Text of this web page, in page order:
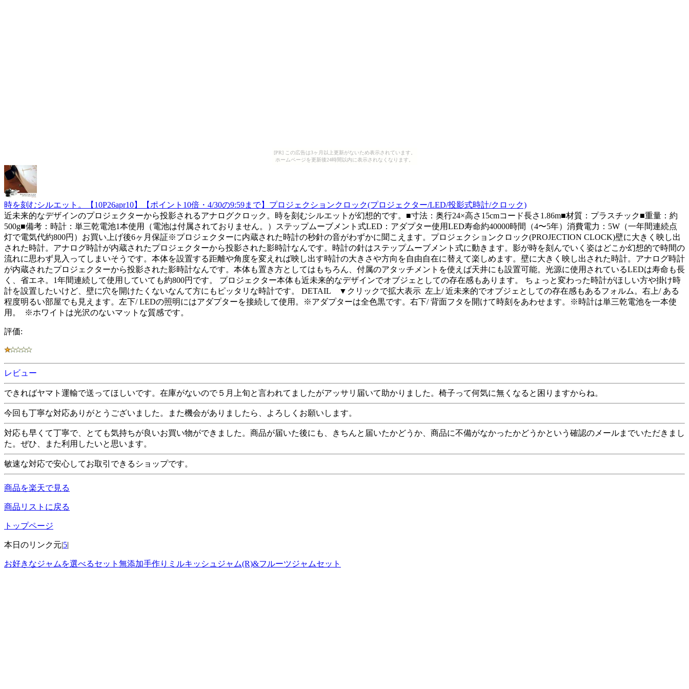
[PR] この広告は3ヶ月以上更新がないため表示されています。
ホームページを更新後24時間以内に表示されなくなります。
時を刻むシルエット。【10P26apr10】【ポイント10倍・4/30の9:59まで】プロジェクションクロック(プロジェクター/LED/投影式時計/クロック)
近未来的なデザインのプロジェクターから投影されるアナログクロック。時を刻むシルエットが幻想的です。■寸法：奥行24×高さ15cmコード長さ1.86m■材質：プラスチック■重量：約
500g■備考：時計：単三乾電池1本使用（電池は付属されておりません。）ステップムーブメント式LED：アダプター使用LED寿命約40000時間（4〜5年）消費電力：5W（一年間連続点
灯で電気代約800円）お買い上げ後6ヶ月保証※プロジェクターに内蔵された時計の秒針の音がわずかに聞こえます。プロジェクションクロック(PROJECTION CLOCK)壁に大きく映し出
された時計。アナログ時計が内蔵されたプロジェクターから投影された影時計なんです。時計の針はステップムーブメント式に動きます。影が時を刻んでいく姿はどこか幻想的で時間の
流れに思わず見入ってしまいそうです。本体を設置する距離や角度を変えれば映し出す時計の大きさや方向を自由自在に替えて楽しめます。壁に大きく映し出された時計。アナログ時計
が内蔵されたプロジェクターから投影された影時計なんです。本体も置き方としてはもちろん、付属のアタッチメントを使えば天井にも設置可能。光源に使用されているLEDは寿命も長
く、省エネ。1年間連続して使用していても約800円です。 プロジェクター本体も近未来的なデザインでオブジェとしての存在感もあります。 ちょっと変わった時計がほしい方や掛け時
計を設置したいけど、壁に穴を開けたくないなんて方にもピッタリな時計です。 DETAIL ▼クリックで拡大表示 左上/ 近未来的でオブジェとしての存在感もあるフォルム。右上/ ある
程度明るい部屋でも見えます。左下/ LEDの照明にはアダプターを接続して使用。※アダプターは全色黒です。右下/ 背面フタを開けて時刻をあわせます。※時計は単三乾電池を一本使
用。 ※ホワイトは光沢のないマットな質感です。
評価:
レビュー
できればヤマト運輸で送ってほしいです。在庫がないので５月上旬と言われてましたがアッサリ届いて助かりました。椅子って何気に無くなると困りますからね。
今回も丁寧な対応ありがとうございました。また機会がありましたら、よろしくお願いします。
対応も早くて丁寧で、とても気持ちが良いお買い物ができました。商品が届いた後にも、きちんと届いたかどうか、商品に不備がなかったかどうかという確認のメールまでいただきまし
た。ぜひ、また利用したいと思います。
敏速な対応で安心してお取引できるショップです。
商品を楽天で見る
商品リストに戻る
トップページ
本日のリンク元|5|
お好きなジャムを選べるセット無添加手作りミルキッシュジャム(R)&フルーツジャムセット